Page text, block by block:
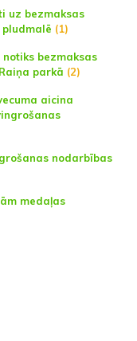
uz bezmaksas
(1)
bezmaksas
parkā (2)
aicina
nodarbības
medaļas